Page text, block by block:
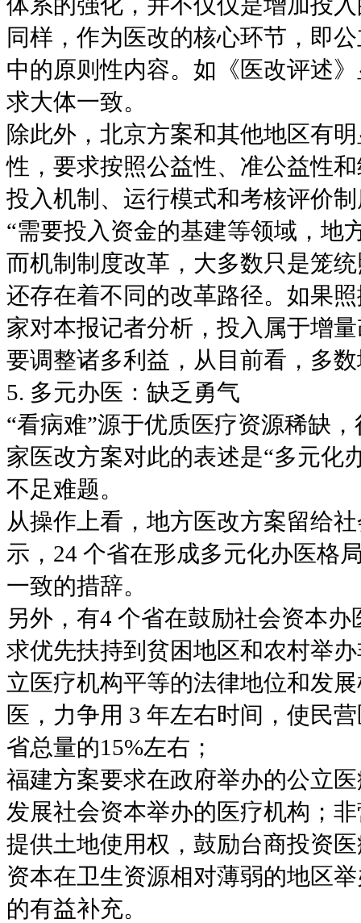
同样，作为医改的核心环节，即
中的原则性内容。如《医改评述
求大体一致。
除此外，北京方案和其他地区有
性，要求按照公益性、准公益性
投入机制、运行模式和考核评价
“需要投入资金的基建等领域，地
而机制制度改革，大多数只是笼
还存在着不同的改革路径。如果
家对本报记者分析，投入属于增
要调整诸多利益，从目前看，多
5. 多元办医：缺乏勇气
“看病难”源于优质医疗资源稀缺
家医改方案对此的表述是“多元化
不足难题。
从操作上看，地方医改方案留给
示，24 个省在形成多元化办医格
一致的措辞。
另外，有4 个省在鼓励社会资本
求优先扶持到贫困地区和农村举
立医疗机构平等的法律地位和发
医，力争用 3 年左右时间，使民
省总量的15%左右；
福建方案要求在政府举办的公立
发展社会资本举办的医疗机构；
提供土地使用权，鼓励台商投资
资本在卫生资源相对薄弱的地区
的有益补充。